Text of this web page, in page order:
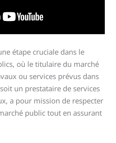
étape cruciale dans le
où le titulaire du marché
ou services prévus dans
un prestataire de services
a pour mission de respecter
public tout en assurant